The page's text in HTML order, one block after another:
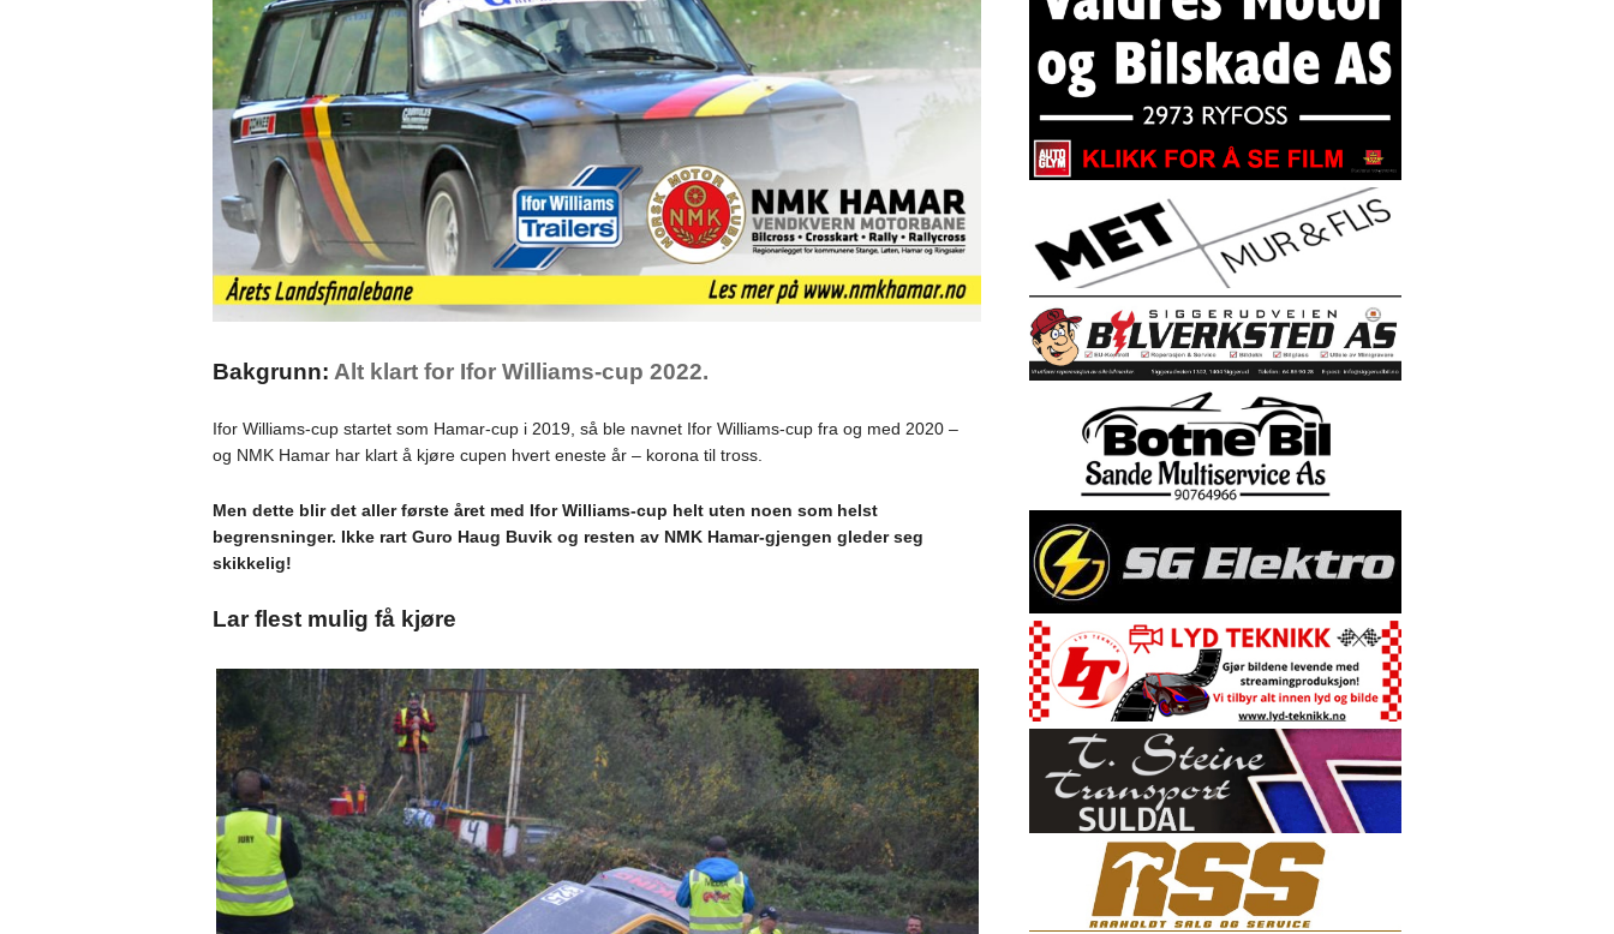
Bakgrunn: Alt klart for Ifor Williams-cup 2022.
Ifor Williams-cup startet som Hamar-cup i 2019, så ble navnet Ifor Williams-cup fra og med 2020 –
og NMK Hamar har klart å kjøre cupen hvert eneste år – korona til tross.
Men dette blir det aller første året med Ifor Williams-cup helt uten noen som helst
begrensninger. Ikke rart Guro Haug Buvik og resten av NMK Hamar-gjengen gleder seg
skikkelig!
Lar flest mulig få kjøre